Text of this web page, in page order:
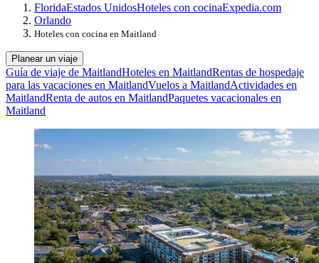
FloridaEstados UnidosHoteles con cocinaExpedia.com
Orlando
Hoteles con cocina en Maitland
Planear un viaje
Guía de viaje de MaitlandHoteles en MaitlandRentas de hospedaje
para las vacaciones en MaitlandVuelos a MaitlandActividades en
MaitlandRenta de autos en MaitlandPaquetes vacacionales en
Maitland